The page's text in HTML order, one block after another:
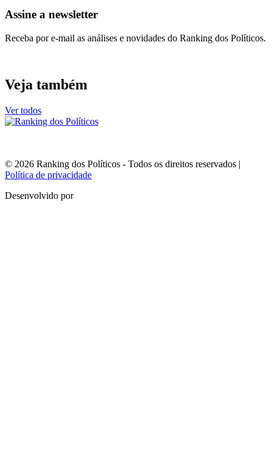
Assine a newsletter
Receba por e-mail as análises e novidades do Ranking dos Políticos.
Veja também
Ver todos
© 2026 Ranking dos Políticos - Todos os direitos reservados |
Política de privacidade
Desenvolvido por